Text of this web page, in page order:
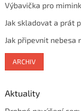
Výbavička pro
Jak skladovat a prát
Jak připevnit nebesa
ARCHIV
Aktuality